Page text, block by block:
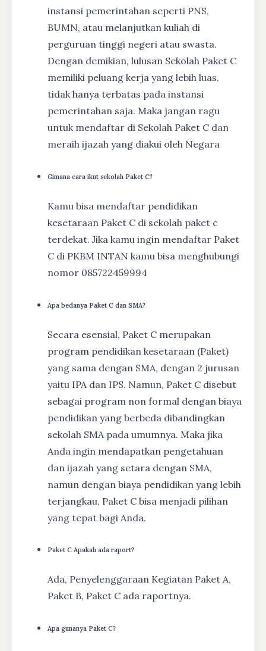
instansi pemerintahan seperti PNS,
BUMN, atau melanjutkan kuliah di
perguruan tinggi negeri atau swasta.
Dengan demikian, lulusan Sekolah Paket C
memiliki peluang kerja yang lebih luas,
tidak hanya terbatas pada instansi
pemerintahan saja. Maka jangan ragu
untuk mendaftar di Sekolah Paket C dan
meraih ijazah yang diakui oleh Negara
Gimana cara ikut sekolah Paket C?
Kamu bisa mendaftar pendidikan
kesetaraan Paket C di sekolah paket c
terdekat. Jika kamu ingin mendaftar Paket
C di PKBM INTAN kamu bisa menghubungi
nomor 085722459994
Apa bedanya Paket C dan SMA?
Secara esensial, Paket C merupakan
program pendidikan kesetaraan (Paket)
yang sama dengan SMA, dengan 2 jurusan
yaitu IPA dan IPS. Namun, Paket C disebut
sebagai program non formal dengan biaya
pendidikan yang berbeda dibandingkan
sekolah SMA pada umumnya. Maka jika
Anda ingin mendapatkan pengetahuan
dan ijazah yang setara dengan SMA,
namun dengan biaya pendidikan yang lebih
terjangkau, Paket C bisa menjadi pilihan
yang tepat bagi Anda.
Paket C Apakah ada raport?
Ada, Penyelenggaraan Kegiatan Paket A,
Paket B, Paket C ada raportnya.
Apa gunanya Paket C?